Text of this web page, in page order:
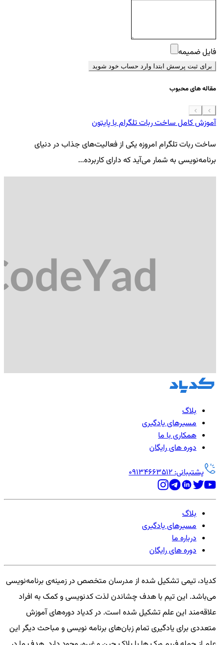
فایل ضمیمه
برای ثبت پرسش ابتدا وارد حساب خود شوید
مقاله های محبوب
آموزش کامل ساخت ربات تلگرام با پایتون
ساخت ربات تلگرام امروزه یکی از فعالیت‌های جذاب در دنیای
برنامه‌نویسی به شمار می‌آید که دارای کاربرده...
بلاگ
مسیرهای یادگیری
همکاری با ما
دوره های رایگان
پشتیبانی: 09134663512
بلاگ
مسیرهای یادگیری
درباره ما
دوره های رایگان
کدیاد، تیمی تشکیل شده از مدرسان متخصص در زمینه‌ی برنامه‌نویسی
می‌باشد. این تیم با هدف چشاندن لذت کدنویسی و کمک به افراد
علاقه‌مند این علم تشکیل شده است. در کدیاد دوره‌های آموزش
متعددی برای یادگیری تمام زبان‌های برنامه نویسی و مباحث دیگر این